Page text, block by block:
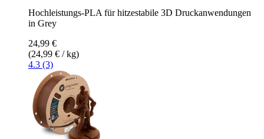
Hochleistungs-PLA für hitzestabile 3D Druckanwendungen
in Grey
24,99 €
(24,99 € / kg)
4.3 (3)